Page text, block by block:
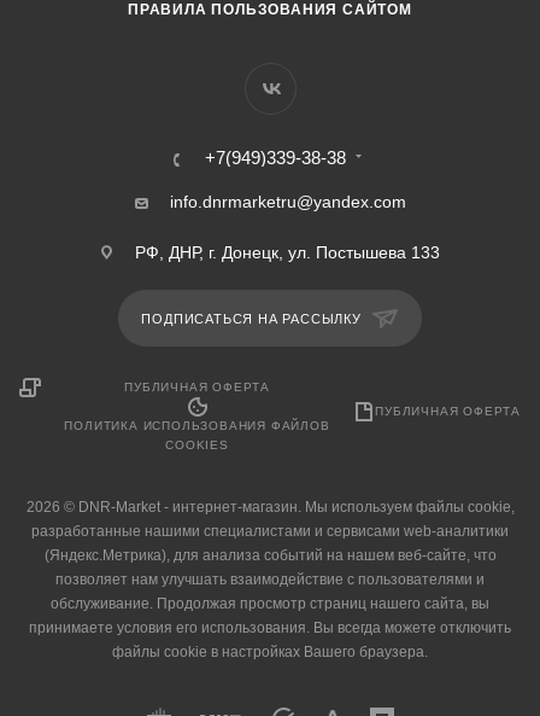
ПРАВИЛА ПОЛЬЗОВАНИЯ САЙТОМ
+7(949)339-38-38
info.dnrmarketru@yandex.com
РФ, ДНР, г. Донецк, ул. Постышева 133
ПОДПИСАТЬСЯ НА РАССЫЛКУ
ПУБЛИЧНАЯ ОФЕРТА
ПОЛИТИКА ИСПОЛЬЗОВАНИЯ ФАЙЛОВ
COOKIES
ПУБЛИЧНАЯ ОФЕРТА
2026 © DNR-Market - интернет-магазин. Мы используем файлы cookie,
разработанные нашими специалистами и сервисами web-аналитики
(Яндекс.Метрика), для анализа событий на нашем веб-сайте, что
позволяет нам улучшать взаимодействие с пользователями и
обслуживание. Продолжая просмотр страниц нашего сайта, вы
принимаете условия его использования. Вы всегда можете отключить
файлы cookie в настройках Вашего браузера.